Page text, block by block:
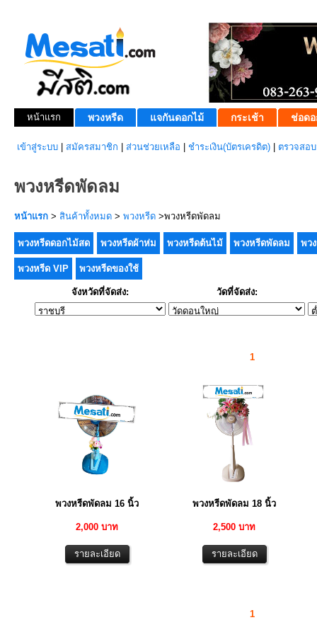
หน้าแรก พวงหรีด แจกันดอกไม้ กระเช้า ช่อดอ
เข้าสู่ระบบ สมัครสมาชิก ส่วนช่วยเหลือ ชำระเงิน(บัตรเครดิต) ตรวจสอ
พวงหรีดพัดลม
หน้าแรก > สินค้าทั้งหมด > พวงหรีด >พวงหรีดพัดลม
พวงหรีดดอกไม้สด พวงหรีดผ้าห่ม พวงหรีดต้นไม้ พวงหรีดพัดลม พว
พวงหรีด VIP พวงหรีดของใช้
จังหวัดที่จัดส่ง: วัดที่จัดส่ง:
1
พวงหรีดพัดลม 16 นิ้ว
2,000 บาท
พวงหรีดพัดลม 18 นิ้ว
2,500 บาท
1